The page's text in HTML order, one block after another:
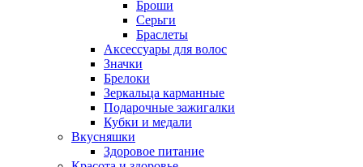
Броши
Серьги
Браслеты
Аксессуары для волос
Значки
Брелоки
Зеркальца карманные
Подарочные зажигалки
Кубки и медали
Вкусняшки
Здоровое питание